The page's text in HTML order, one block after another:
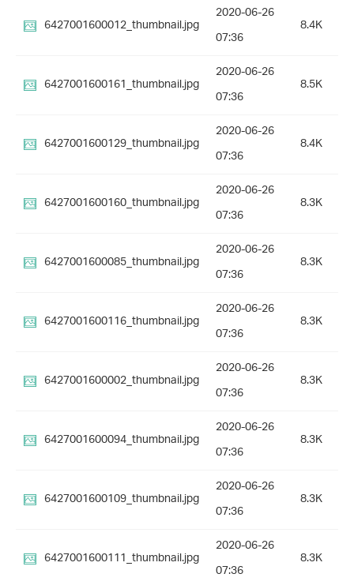
6427001600012_thumbnail.jpg
2020-06-26
07:36
8.4K
6427001600161_thumbnail.jpg
2020-06-26
07:36
8.5K
6427001600129_thumbnail.jpg
2020-06-26
07:36
8.4K
6427001600160_thumbnail.jpg
2020-06-26
07:36
8.3K
6427001600085_thumbnail.jpg
2020-06-26
07:36
8.3K
6427001600116_thumbnail.jpg
2020-06-26
07:36
8.3K
6427001600002_thumbnail.jpg
2020-06-26
07:36
8.3K
6427001600094_thumbnail.jpg
2020-06-26
07:36
8.3K
6427001600109_thumbnail.jpg
2020-06-26
07:36
8.3K
6427001600111_thumbnail.jpg
2020-06-26
07:36
8.3K